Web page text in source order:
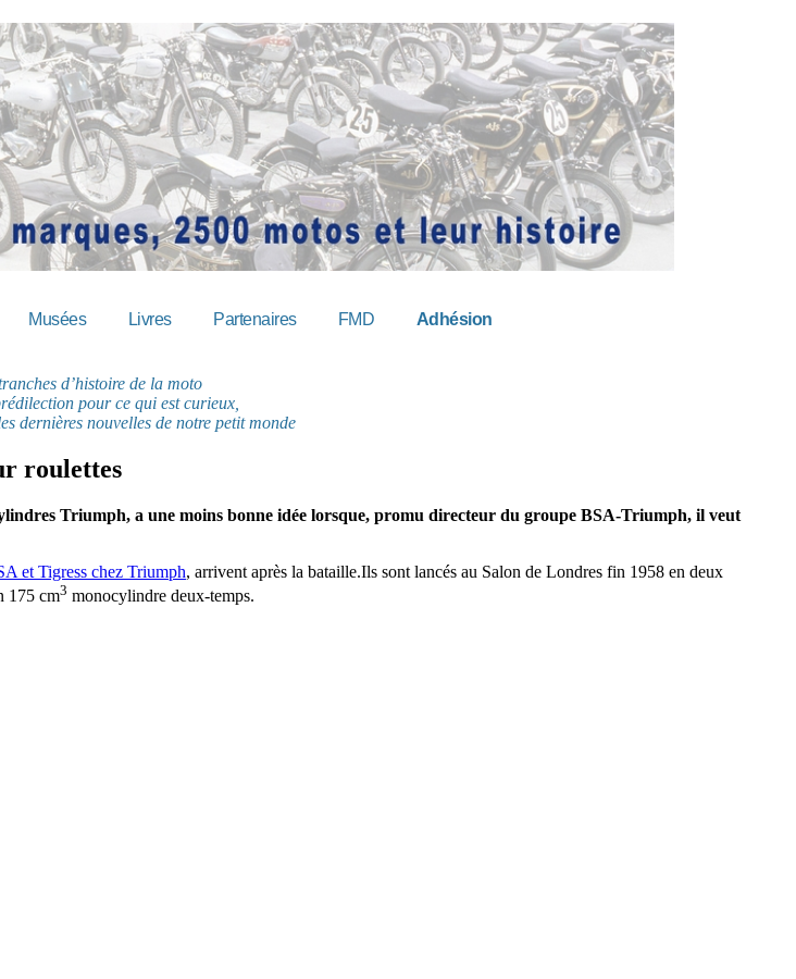
Musées Livres Partenaires FMD Adhésion
d’histoire de la moto
pour ce qui est curieux,
dernières nouvelles de notre petit monde
roulettes
Triumph, a une moins bonne idée lorsque, promu directeur du groupe BSA-Triumph, il veut
et Tigress chez Triumph, arrivent après la bataille.Ils sont lancés au Salon de Londres fin 1958 en deux
175 cm3 monocylindre deux-temps.